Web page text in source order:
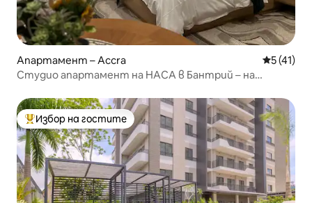
Апартамент – Accra Средна
5 (41)
Студио апартамент на НАСА в Бантрий – на
Най-популярен избор на гостите
Избор на гостите